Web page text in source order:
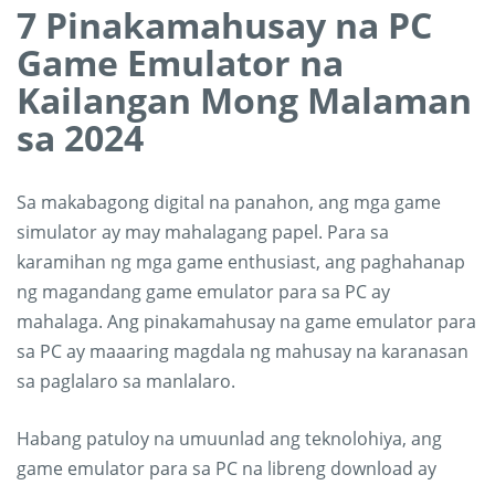
7 Pinakamahusay na PC
Game Emulator na
Kailangan Mong Malaman
sa 2024
Sa makabagong digital na panahon, ang mga game
simulator ay may mahalagang papel. Para sa
karamihan ng mga game enthusiast, ang paghahanap
ng magandang game emulator para sa PC ay
mahalaga. Ang pinakamahusay na game emulator para
sa PC ay maaaring magdala ng mahusay na karanasan
sa paglalaro sa manlalaro.
Habang patuloy na umuunlad ang teknolohiya, ang
game emulator para sa PC na libreng download ay